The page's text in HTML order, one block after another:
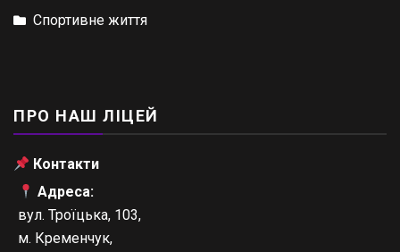
Спортивне життя
ПРО НАШ ЛІЦЕЙ
Контакти
Адреса:
вул. Троїцька, 103,
м. Кременчук,